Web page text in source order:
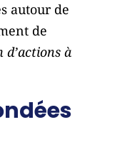
autour de
de
d’actions à